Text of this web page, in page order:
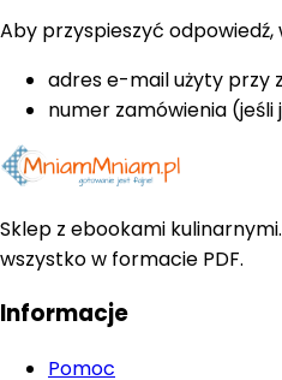
Aby przyspieszyć odpowiedź,
adres e-mail użyty przy
numer zamówienia
Sklep z ebookami
wszystko w formacie PDF.
Informacje
Pomoc